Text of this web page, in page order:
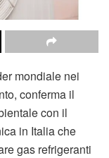
mondiale nei
conferma il
con il
in Italia che
gas refrigeranti